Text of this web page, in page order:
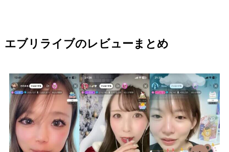
エブリライブのレビューまとめ